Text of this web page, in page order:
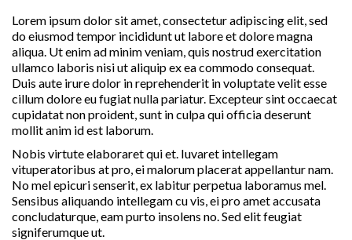
Lorem ipsum dolor sit amet, consectetur adipiscing elit, sed
do eiusmod tempor incididunt ut labore et dolore magna
aliqua. Ut enim ad minim veniam, quis nostrud exercitation
ullamco laboris nisi ut aliquip ex ea commodo consequat.
Duis aute irure dolor in reprehenderit in voluptate velit esse
cillum dolore eu fugiat nulla pariatur. Excepteur sint occaecat
cupidatat non proident, sunt in culpa qui officia deserunt
mollit anim id est laborum.
Nobis virtute elaboraret qui et. Iuvaret intellegam
vituperatoribus at pro, ei malorum placerat appellantur nam.
No mel epicuri senserit, ex labitur perpetua laboramus mel.
Sensibus aliquando intellegam cu vis, ei pro amet accusata
concludaturque, eam purto insolens no. Sed elit feugiat
signiferumque ut.